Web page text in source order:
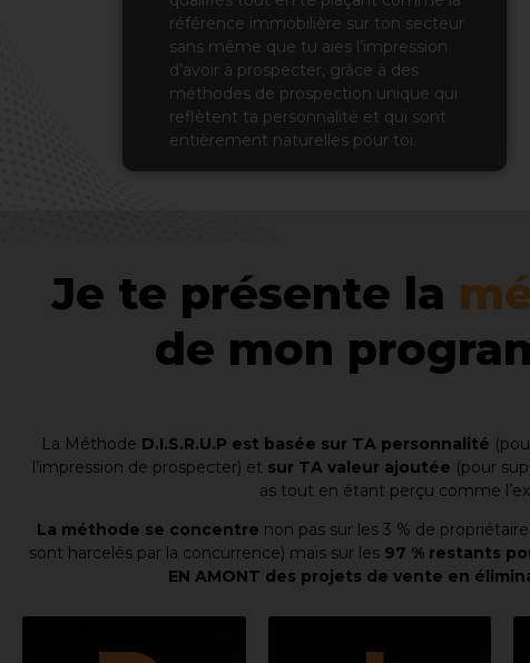
référence immobilière sur ton secteur
sans même que tu aies l’impression
d’avoir à prospecter, grâce à des
méthodes de prospection unique qui
reflètent ta personnalité et qui sont
entièrement naturelles pour toi.
Je te présente la
de mon
La Méthode D.I.S.R.U.P est basée sur TA personnalité
l’impression de prospecter) et sur TA valeur ajoutée (pour
as tout en étant perçu comme
La méthode se concentre non pas sur les 3 % de
sont harcelés par la concurrence) mais sur les 97 % restants
EN AMONT des projets de vente en